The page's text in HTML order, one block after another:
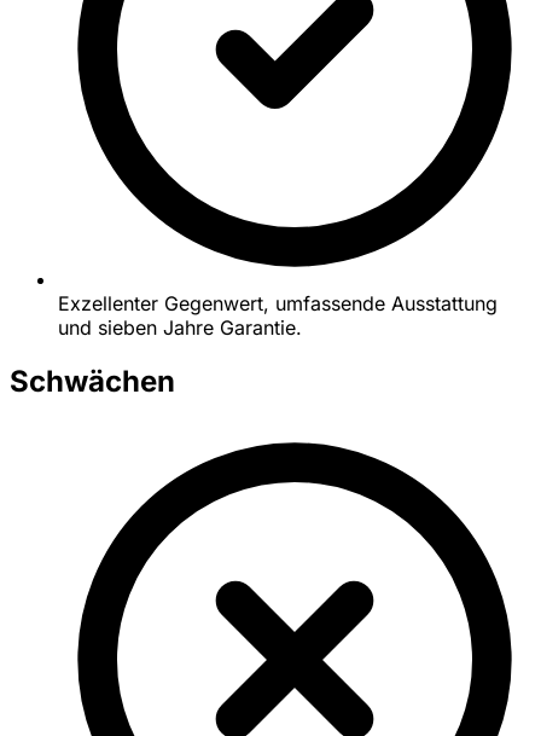
Exzellenter Gegenwert, umfassende Ausstattung
und sieben Jahre Garantie.
Schwächen